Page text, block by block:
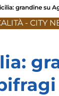
grandine su
- CITY